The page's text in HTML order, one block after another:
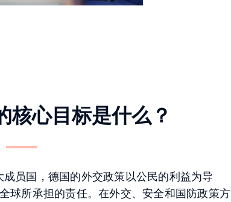
核心目标是什么？
员国，德国的外交政策以公民的利益为导
球所承担的责任。在外交、安全和国防政策方